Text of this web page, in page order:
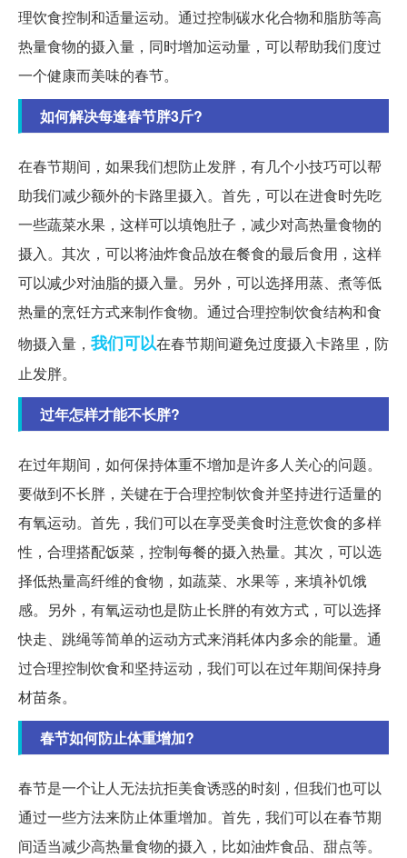
理饮食控制和适量运动。通过控制碳水化合物和脂肪等高
热量食物的摄入量，同时增加运动量，可以帮助我们度过
一个健康而美味的春节。
如何解决每逢春节胖3斤?
在春节期间，如果我们想防止发胖，有几个小技巧可以帮
助我们减少额外的卡路里摄入。首先，可以在进食时先吃
一些蔬菜水果，这样可以填饱肚子，减少对高热量食物的
摄入。其次，可以将油炸食品放在餐食的最后食用，这样
可以减少对油脂的摄入量。另外，可以选择用蒸、煮等低
热量的烹饪方式来制作食物。通过合理控制饮食结构和食
物摄入量， 我们可以在春节期间避免过度摄入卡路里，防
止发胖。
过年怎样才能不长胖?
在过年期间，如何保持体重不增加是许多人关心的问题。
要做到不长胖，关键在于合理控制饮食并坚持进行适量的
有氧运动。首先，我们可以在享受美食时注意饮食的多样
性，合理搭配饭菜，控制每餐的摄入热量。其次，可以选
择低热量高纤维的食物，如蔬菜、水果等，来填补饥饿
感。另外，有氧运动也是防止长胖的有效方式，可以选择
快走、跳绳等简单的运动方式来消耗体内多余的能量。通
过合理控制饮食和坚持运动，我们可以在过年期间保持身
材苗条。
春节如何防止体重增加?
春节是一个让人无法抗拒美食诱惑的时刻，但我们也可以
通过一些方法来防止体重增加。首先，我们可以在春节期
间适当减少高热量食物的摄入，比如油炸食品、甜点等。